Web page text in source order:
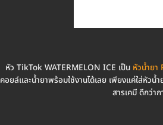
หัว TikTok WATERMELON ICE เป็น หัวน้ำยา
คอยล์และน้ำยาพร้อมใช้งานได้เลย เพียงแค่ใส่หัวน้
สารเคมี ดีกว่า